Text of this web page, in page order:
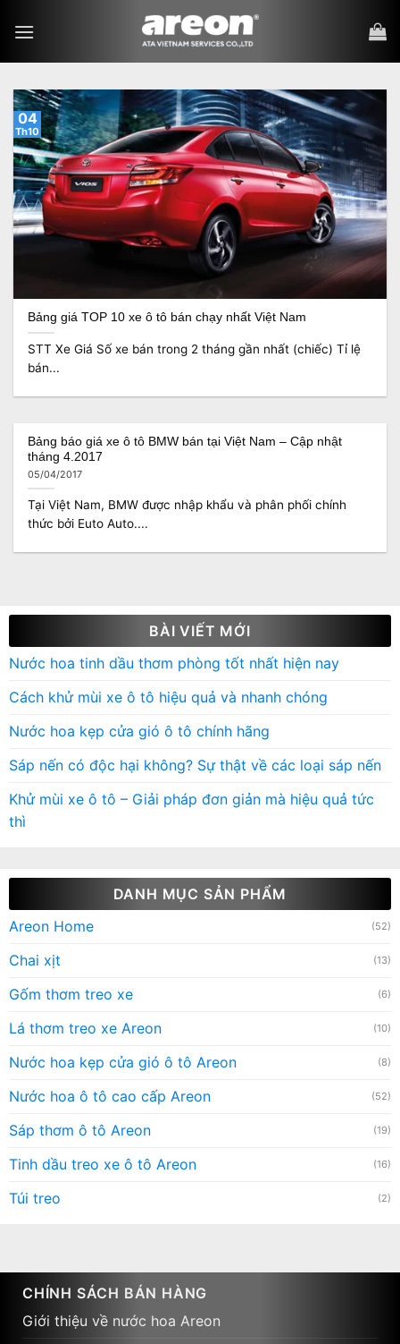
qua
Bảng giá TOP 10 xe ô tô bán chạy nhất Việt Nam
STT Xe Giá Số xe bán trong 2 tháng gần nhất (chiếc) Tỉ lệ
bán...
04
Th10
Bảng báo giá xe ô tô BMW bán tại Việt Nam – Cập nhật
tháng 4.2017
05/04/2017
Tại Việt Nam, BMW được nhập khẩu và phân phối chính
thức bởi Euto Auto....
BÀI VIẾT MỚI
Nước hoa tinh dầu thơm phòng tốt nhất hiện nay
Cách khử mùi xe ô tô hiệu quả và nhanh chóng
Nước hoa kẹp cửa gió ô tô chính hãng
Sáp nến có độc hại không? Sự thật về các loại sáp nến
Khử mùi xe ô tô – Giải pháp đơn giản mà hiệu quả tức
thì
DANH MỤC SẢN PHẨM
Areon Home
(52)
Chai xịt (13)
Gốm thơm treo xe (6)
Lá thơm treo xe Areon (10)
Nước hoa kẹp cửa gió ô tô Areon (8)
Nước hoa ô tô cao cấp Areon (52)
Sáp thơm ô tô Areon (19)
Tinh dầu treo xe ô tô Areon (16)
Túi treo (2)
CHÍNH SÁCH BÁN HÀNG
Giới thiệu về nước hoa Areon